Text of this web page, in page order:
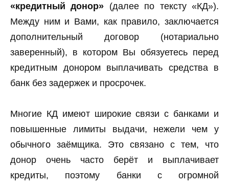
«кредитный донор» (далее по тексту «КД»).
Между ним и Вами, как правило, заключается
дополнительный договор (нотариально
заверенный), в котором Вы обязуетесь перед
кредитным донором выплачивать средства в
банк без задержек и просрочек.
Многие КД имеют широкие связи с банками и
повышенные лимиты выдачи, нежели чем у
обычного заёмщика. Это связано с тем, что
донор очень часто берёт и выплачивает
кредиты, поэтому банки с огромной